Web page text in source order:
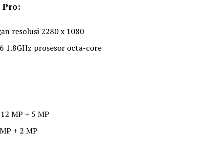
Pro:
resolusi 2280 x 1080
1.8GHz prosesor octa-core
MP + 5 MP
+ 2 MP